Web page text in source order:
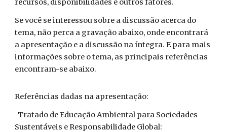
recursos, disponibilidades e outros fatores.
Se você se interessou sobre a discussão acerca do
tema, não perca a gravação abaixo, onde encontrará
a apresentação e a discussão na íntegra. E para mais
informações sobre o tema, as principais referências
encontram-se abaixo.
Referências dadas na apresentação:
-Tratado de Educação Ambiental para Sociedades
Sustentáveis e Responsabilidade Global: